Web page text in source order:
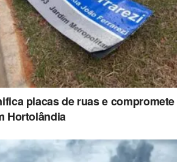
placas de ruas e compromete
Hortolândia